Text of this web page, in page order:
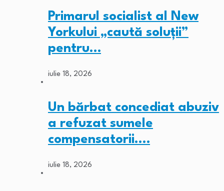
Primarul socialist al New
Yorkului „caută soluții”
pentru…
iulie 18, 2026
Un bărbat concediat abuziv
a refuzat sumele
compensatorii.…
iulie 18, 2026